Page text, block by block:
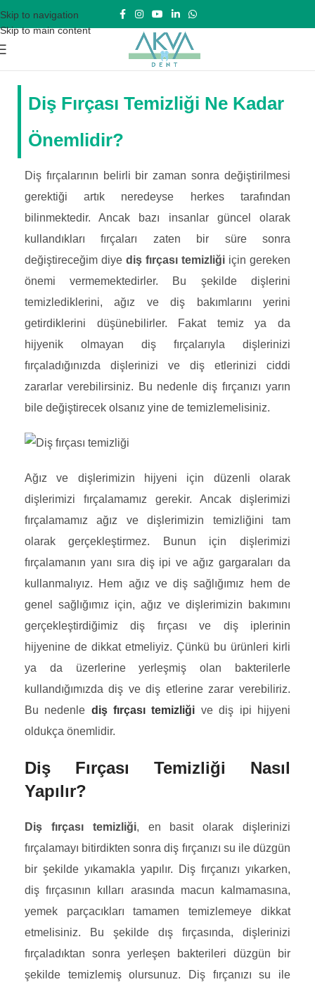
Skip to navigation
Skip to main content
Diş Fırçası Temizliği Ne Kadar
Önemlidir?
Diş fırçalarının belirli bir zaman sonra değiştirilmesi
gerektiği artık neredeyse herkes tarafından
bilinmektedir. Ancak bazı insanlar güncel olarak
kullandıkları fırçaları zaten bir süre sonra
değiştireceğim diye diş fırçası temizliği için gereken
önemi vermemektedirler. Bu şekilde dişlerini
temizlediklerini, ağız ve diş bakımlarını yerini
getirdiklerini düşünebilirler. Fakat temiz ya da
hijyenik olmayan diş fırçalarıyla dişlerinizi
fırçaladığınızda dişlerinizi ve diş etlerinizi ciddi
zararlar verebilirsiniz. Bu nedenle diş fırçanızı yarın
bile değiştirecek olsanız yine de temizlemelisiniz.
Ağız ve dişlerimizin hijyeni için düzenli olarak
dişlerimizi fırçalamamız gerekir. Ancak dişlerimizi
fırçalamamız ağız ve dişlerimizin temizliğini tam
olarak gerçekleştirmez. Bunun için dişlerimizi
fırçalamanın yanı sıra diş ipi ve ağız gargaraları da
kullanmalıyız. Hem ağız ve diş sağlığımız hem de
genel sağlığımız için, ağız ve dişlerimizin bakımını
gerçekleştirdiğimiz diş fırçası ve diş iplerinin
hijyenine de dikkat etmeliyiz. Çünkü bu ürünleri kirli
ya da üzerlerine yerleşmiş olan bakterilerle
kullandığımızda diş ve diş etlerine zarar verebiliriz.
Bu nedenle diş fırçası temizliği ve diş ipi hijyeni
oldukça önemlidir.
Diş Fırçası Temizliği Nasıl
Yapılır?
Diş fırçası temizliği, en basit olarak dişlerinizi
fırçalamayı bitirdikten sonra diş fırçanızı su ile düzgün
bir şekilde yıkamakla yapılır. Diş fırçanızı yıkarken,
diş fırçasının kılları arasında macun kalmamasına,
yemek parçacıkları tamamen temizlemeye dikkat
etmelisiniz. Bu şekilde dış fırçasında, dişlerinizi
fırçaladıktan sonra yerleşen bakterileri düzgün bir
şekilde temizlemiş olursunuz. Diş fırçanızı su ile